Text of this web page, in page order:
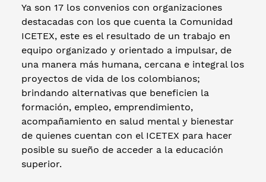
Ya son 17 los convenios con organizaciones
destacadas con los que cuenta la Comunidad
ICETEX, este es el resultado de un trabajo en
equipo organizado y orientado a impulsar, de
una manera más humana, cercana e integral los
proyectos de vida de los colombianos;
brindando alternativas que beneficien la
formación, empleo, emprendimiento,
acompañamiento en salud mental y bienestar
de quienes cuentan con el ICETEX para hacer
posible su sueño de acceder a la educación
superior.